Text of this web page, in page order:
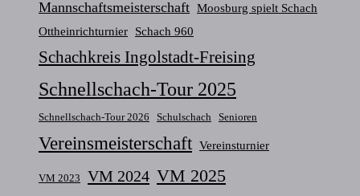
Mannschaftsmeisterschaft Moosburg spielt Schach
Ottheinrichturnier Schach 960
Schachkreis Ingolstadt-Freising
Schnellschach-Tour 2025
Schnellschach-Tour 2026 Schulschach Senioren
Vereinsmeisterschaft Vereinsturnier
VM 2023 VM 2024 VM 2025